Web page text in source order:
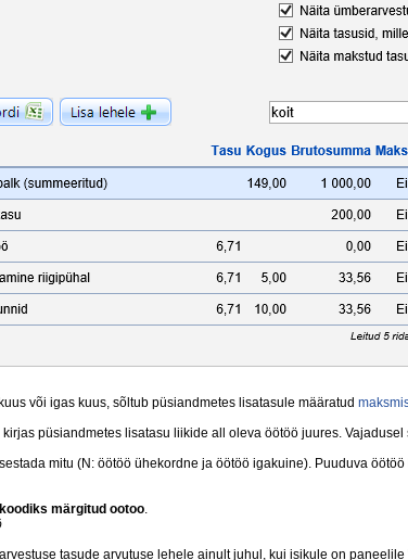
või igas kuus, sõltub püsiandmetes lisatasule määratud
püsiandmetes lisatasu liikide all oleva öötöö juures.
mitu (N: öötöö ühekordne ja öötöö igakuine). Puuduva
koodiks märgitud ootoo.
tasude arvutuse lehele ainult juhul, kui isikule on